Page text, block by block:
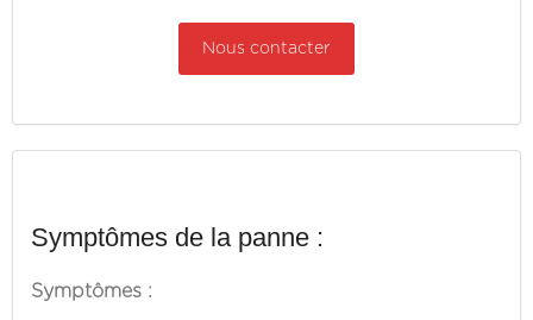
Nous contacter
Symptômes de la panne :
Symptômes :